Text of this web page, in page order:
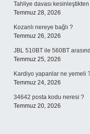
Tahliye davası
Temmuz 28, 2026
Kozanlı nereye bağlı ?
Temmuz 26, 2026
JBL 510BT ile 560BT
Temmuz 25, 2026
Kardiyo yapanlar ne yemeli
Temmuz 24, 2026
34642 posta kodu neresi ?
Temmuz 20, 2026